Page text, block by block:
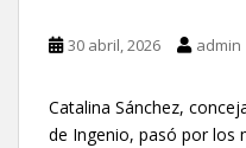
30 abril, 2026 admin
Catalina Sánchez,
de Ingenio, pasó por los